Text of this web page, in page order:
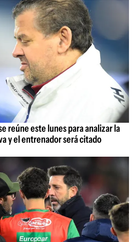
reúne este lunes para analizar la
y el entrenador será citado